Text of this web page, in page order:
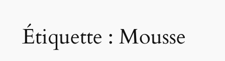
Étiquette : Mousse